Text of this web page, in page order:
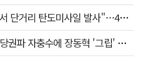
합참 "北, 원산 일대서 단거리 탄도미사일 발사"…42일 만
선관위 의혹 증폭·비당권파 자충수에 장동혁 '그립' 더 강해졌다